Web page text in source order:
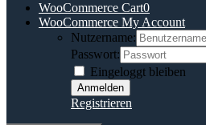
WooCommerce Cart0
WooCommerce My Account
Nutzername:
Passwort:
Eingeloggt bleiben
Registrieren